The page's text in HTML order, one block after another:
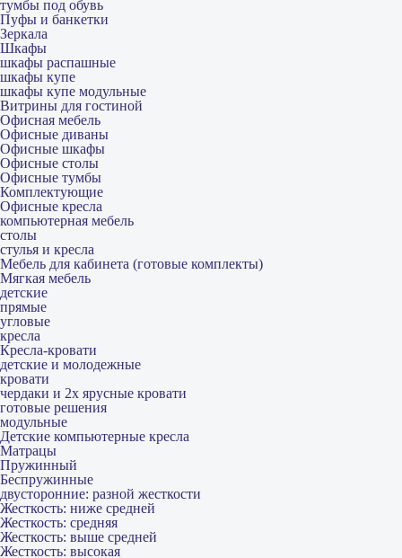
тумбы под обувь
Пуфы и банкетки
Зеркала
Шкафы
шкафы распашные
шкафы купе
шкафы купе модульные
Витрины для гостиной
Офисная мебель
Офисные диваны
Офисные шкафы
Офисные столы
Офисные тумбы
Комплектующие
Офисные кресла
компьютерная мебель
столы
стулья и кресла
Мебель для кабинета (готовые комплекты)
Мягкая мебель
детские
прямые
угловые
кресла
Кресла-кровати
детские и молодежные
кровати
чердаки и 2х ярусные кровати
готовые решения
модульные
Детские компьютерные кресла
Матрацы
Пружинный
Беспружинные
двусторонние: разной жесткости
Жесткость: ниже средней
Жесткость: средняя
Жесткость: выше средней
Жесткость: высокая